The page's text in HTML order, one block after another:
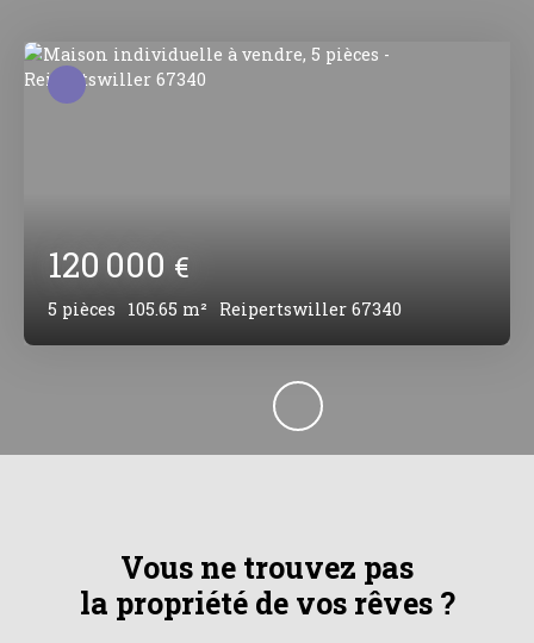
120 000 €
5 pièces 105.65 m² Reipertswiller 67340
Vous ne trouvez pas
la propriété de vos rêves ?